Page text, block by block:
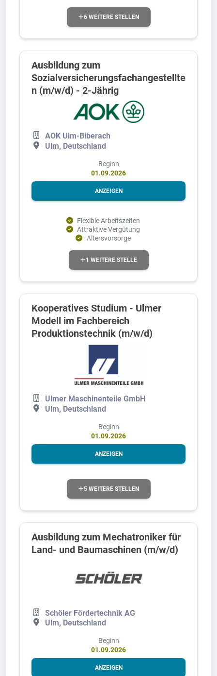
6 WEITERE STELLEN
Ausbildung zum
Sozialversicherungsfachangestellte
n (m/w/d) - 2-Jährig
AOK Ulm-Biberach
Ulm, Deutschland
Beginn
01.09.2026
ANZEIGEN
Flexible Arbeitszeiten
Attraktive Vergütung
Altersvorsorge
1 WEITERE STELLE
Kooperatives Studium - Ulmer
Modell im Fachbereich
Produktionstechnik (m/w/d)
Ulmer Maschinenteile GmbH
Ulm, Deutschland
Beginn
01.09.2026
ANZEIGEN
5 WEITERE STELLEN
Ausbildung zum Mechatroniker für
Land- und Baumaschinen (m/w/d)
Schöler Fördertechnik AG
Ulm, Deutschland
Beginn
01.09.2026
ANZEIGEN